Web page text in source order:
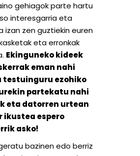
gehiagok parte hartu
interesgarria eta
izan zen guztiekin euren
eta erronkak
Ekinguneko kideek
eman nahi
testuinguru ezohiko
partekatu nahi
eta datorren urtean
ikustea espero
asko!
bazinen edo berriz